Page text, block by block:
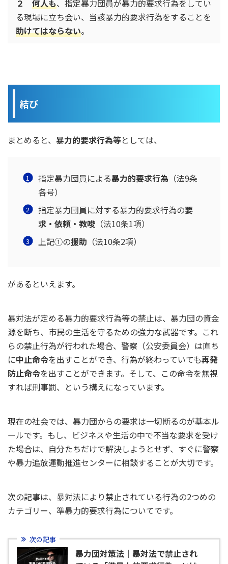
２
何人も、指定暴力団員が暴力的要求行為をしてい
る現場に立ち会い、当該暴力的要求行為をすることを
助けてはならない。
結び
まとめると、 暴力的要求行為等としては、
指定暴力団員による暴力的要求行為 （法9条
各号）
指定暴力団員に対する暴力的要求行為の要
求・依頼・教唆 （法10条1項）
上記①の援助 （法10条2項）
があるといえます。
暴対法が定める暴力的要求行為等の禁止は、暴力団の資金
源を断ち、市民の生活を守るための強力な武器です。これ
らの禁止行為が行われた場合、警察（公安委員会）は直ち
に中止命令を出すことができ、行為が終わっていても再発
防止命令を出すことができます。そして、この命令を無視
すれば刑事罰、という構えになっています。
現在の社会では、暴力団からの要求は一切断るのが基本ル
ールです。もし、ビジネスや生活の中で不当な要求を受け
た場合は、自分たちだけで解決しようとせず、すぐに警察
や暴力追放運動推進センターに相談することが大切です。
次の記事は、暴対法により禁止されている行為の2つめの
カテゴリー、準暴力的要求行為についてです。
次の記事
暴力団対策法｜暴対法で禁止され